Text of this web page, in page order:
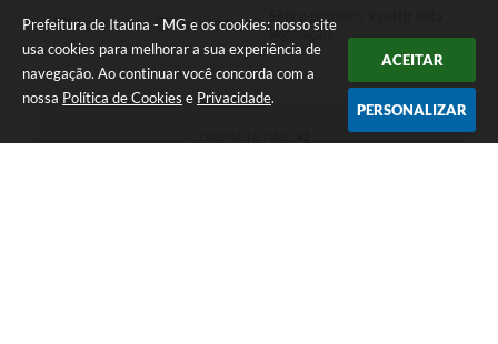
Prefeitura de Itaúna - MG e os cookies: nosso site
usa cookies para melhorar a sua experiência de
navegação. Ao continuar você concorda com a
nossa Política de Cookies e Privacidade.
ACEITAR
PERSONALIZAR
GOSTEI NÃO GOSTEI
Seja o primeiro a curtir esta
legislação.